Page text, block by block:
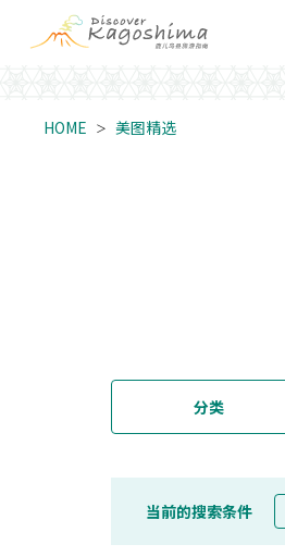
HOME 美图精选
分类
当前的搜索条件